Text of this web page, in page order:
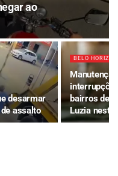
ao
desarmar
assalto
BELO
bairros de
Luzia nesta